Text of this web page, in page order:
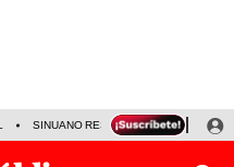
SINUANO RESULTADOS HOY